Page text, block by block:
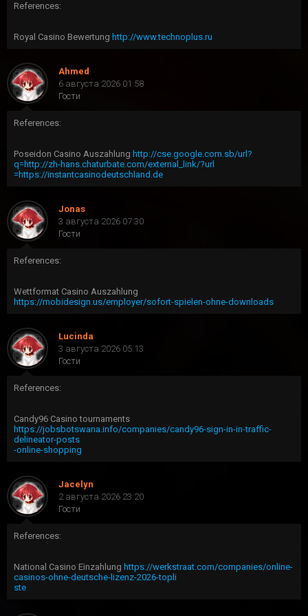
References:
Royal Casino Bewertung http://www.technoplus.ru
Ahmed
6 августа 2026 01:58
Гости
References:
Poseidon Casino Auszahlung http://cse.google.com.sb/url?
q=http://zh-hans.chaturbate.com/external_link/?url
=https://instantcasinodeutschland.de
Jonas
3 августа 2026 07:30
Гости
References:
Wettformat Casino Auszahlung
https://mobidesign.us/employer/sofort-spielen-ohne-downloads
Lucinda
3 августа 2026 05:13
Гости
References:
Candy96 Casino tournaments
https://jobsbotswana.info/companies/candy96-sign-in-in-traffic-
delineator-posts
-online-shopping
Jacelyn
2 августа 2026 23:20
Гости
References:
National Casino Einzahlung https://werkstraat.com/companies/online-
casinos-ohne-deutsche-lizenz-2026-topli
ste